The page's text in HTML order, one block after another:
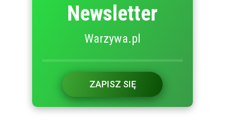
Newsletter
Warzywa.pl
ZAPISZ SIĘ